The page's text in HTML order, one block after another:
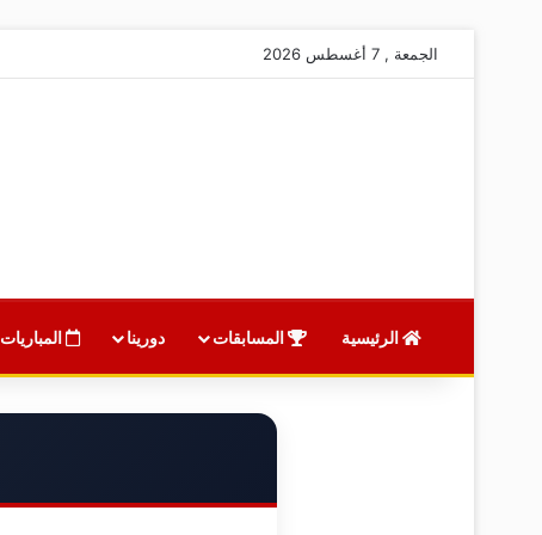
الجمعة , 7 أغسطس 2026
الرئيسية المسابقات دورينا المباريات